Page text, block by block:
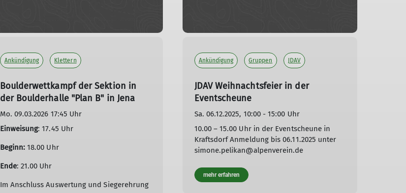
Ankündigung Klettern
Boulderwettkampf der Sektion in
der Boulderhalle "Plan B" in Jena
Mo. 09.03.2026 17:45 Uhr
Einweisung: 17.45 Uhr
Beginn: 18.00 Uhr
Ende: 21.00 Uhr
Im Anschluss Auswertung und Siegerehrung
Ankündigung Gruppen JDAV
JDAV Weihnachtsfeier in der
Eventscheune
Sa. 06.12.2025, 10:00 - 15:00 Uhr
10.00 – 15.00 Uhr in der Eventscheune in
Kraftsdorf Anmeldung bis 06.11.2025 unter
simone.pelikan@alpenverein.de
mehr erfahren